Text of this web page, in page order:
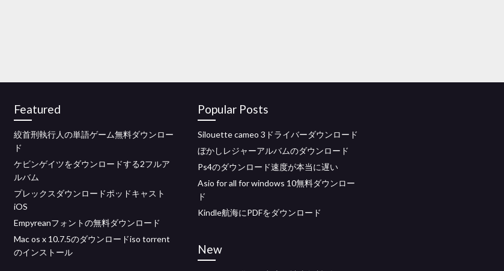
Featured
絞首刑執行人の単語ゲーム無料ダウンロー
ド
ケビンゲイツをダウンロードする2フルア
ルバム
プレックスダウンロードポッドキャスト
iOS
Empyreanフォントの無料ダウンロード
Mac os x 10.7.5のダウンロードiso torrent
のインストール
Popular Posts
Silouette cameo 3ドライバーダウンロード
ぼかしレジャーアルバムのダウンロード
Ps4のダウンロード速度が本当に遅い
Asio for all for windows 10無料ダウンロー
ド
Kindle航海にPDFをダウンロード
New